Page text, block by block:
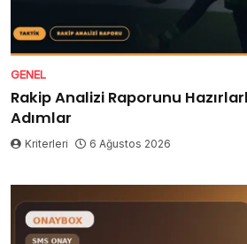
GENEL
Rakip Analizi Raporunu
Adımlar
Kriterleri 6 Ağustos 2026